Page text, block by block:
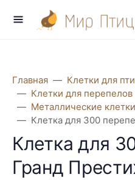
Главная
Клетки для
Клетки для перепелов
Металлические
Клетка для 300
Клетка для
Гранд